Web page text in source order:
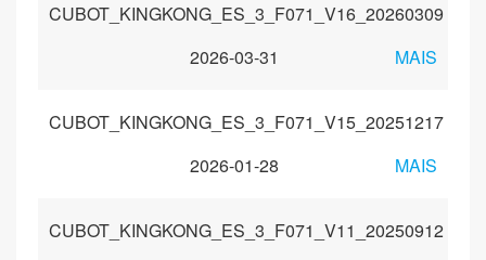
CUBOT_KINGKONG_ES_3_F071_V16_20260309
2026-03-31
MAIS
CUBOT_KINGKONG_ES_3_F071_V15_20251217
2026-01-28
MAIS
CUBOT_KINGKONG_ES_3_F071_V11_20250912